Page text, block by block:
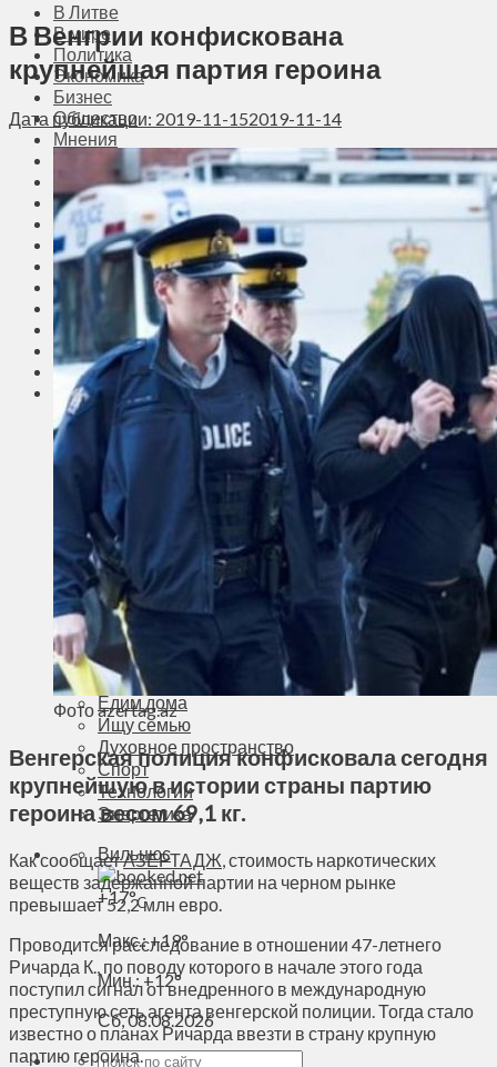
В Литве
В мире
Политика
Экономика
Бизнес
Общество
Мнения
Вильнюс
Клайпеда
Висагинас
Регионы
Соседи
Транспорт
Выбор читателей
Калейдоскоп
Армия
Сейм Литвы
Культура
Больше
Фоторепортаж
Туризм
ЛК рекомендует
Сеньорам
Образование
Здравоохранение
Экология
Происшествия
Приграничье
Деньги
Визиты
Выборы
Агроновости
Едим дома
Ищу семью
Духовное пространство
Спорт
Технологии
Энергетика
Вильнюс
+17°C
Макс.:+19°
Мин.:+12°
Сб, 08.08.2026
В Венгрии конфискована
крупнейшая партия героина
Дата публикации: 2019-11-152019-11-14
Фото azertag.az
Венгерская полиция конфисковала сегодня
крупнейшую в истории страны партию
героина весом 69,1 кг.
Как сообщаетАЗЕРТАДЖ, стоимость наркотических
веществ задержанной партии на черном рынке
превышает 52,2 млн евро.
Проводится расследование в отношении 47-летнего
Ричарда К., по поводу которого в начале этого года
поступил сигнал от внедренного в международную
преступную сеть агента венгерской полиции. Тогда стало
известно о планах Ричарда ввезти в страну крупную
партию героина.